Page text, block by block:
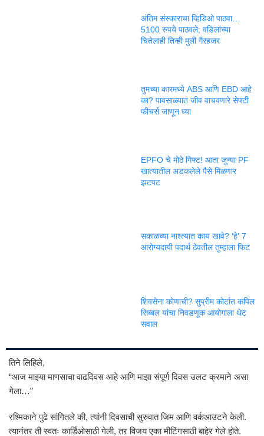
अंतिम संस्काराचा व्हिडिओ पाठवा…
5100 रुपये पाठवले; वडिलांच्या
चितेलाही तिन्ही मुली गैरहजर
तुमच्या कारमध्ये ABS आणि EBD आहे
का? पावसाळ्यात जीव वाचवणारे सेफ्टी
फीचर्स जाणून घ्या
EPFO चे मोठे गिफ्ट! आता जुन्या PF
खात्यातील अडकलेले पैसे मिळणार
झटपट
सकाळच्या नाश्त्यात काय खावे? ‘हे’ 7
आरोग्यदायी पदार्थ ठेवतील तुम्हाला फिट
शिवसेना कोणाची? सुप्रीम कोर्टात कपिल
सिब्बल यांचा निवडणूक आयोगाला थेट
सवाल
तिने लिहिले,
“आज माझ्या माणसाचा वाढदिवस आहे आणि माझा संपूर्ण दिवस उलट क्रमाने असा
गेला…”
रश्मिकाने पुढे सांगितले की, त्यांनी दिवसाची सुरुवात जिम आणि वर्कआउटने केली.
त्यानंतर ती स्वतः कार्डिओसाठी गेली, तर विजय एका मीटिंगसाठी बाहेर गेले होते.